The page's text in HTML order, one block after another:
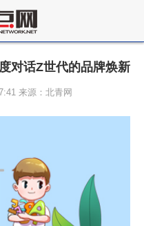
对话Z世代的品牌焕新
来源：北青网